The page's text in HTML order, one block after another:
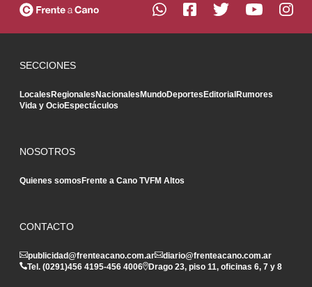
SECCIONES
LocalesRegionalesNacionalesMundoDeportesEditorialRumores
Vida y OcioEspectáculos
NOSOTROS
Quienes somosFrente a Cano TVFM Altos
CONTACTO
publicidad@frenteacano.com.ar
diario@frenteacano.com.ar
Tel. (0291)456 4195-456 4006 Drago 23, piso 11, oficinas 6, 7 y 8